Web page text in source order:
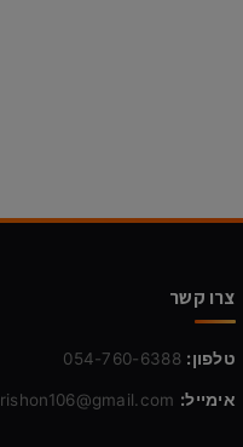
צרו קשר
טלפון: 054-760-6388
אימייל: rishon106@gmail.com